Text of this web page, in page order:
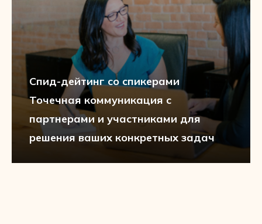
Спид-дейтинг со спикерами
Точечная коммуникация с
партнерами и участниками для
решения ваших конкретных задач